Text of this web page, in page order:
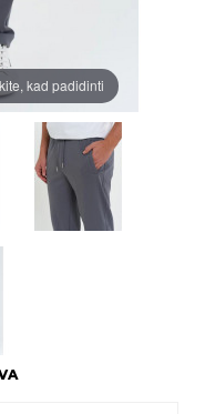
kad padidinti